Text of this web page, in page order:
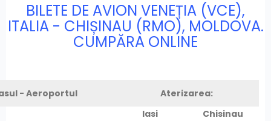
BILETE DE AVION VENEȚIA (VCE),
ITALIA - CHIȘINAU (RMO), MOLDOVA.
CUMPĂRA ONLINE
- Aeroportul
Aterizarea:
Iasi
Chisinau